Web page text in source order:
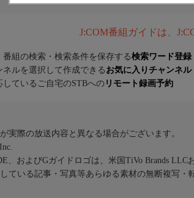
J:COM番組ガイドは、
番組の検索・検索条件を保存する検索ワード登録
ネルを選択して作成できる お気に入りチャンネル
しているご自宅のSTBへの リモート録画予約
実際の放送内容と異なる場合がございます。
、およびGガイドロゴは、米国TiVo Brands
ている記事・写真等あらゆる素材の無断複写・